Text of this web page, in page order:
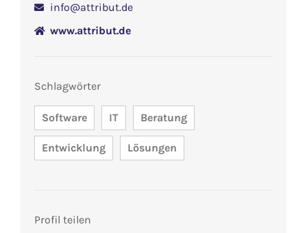
info@attribut.de
www.attribut.de
Schlagwörter
Software IT Beratung
Entwicklung Lösungen
Profil teilen